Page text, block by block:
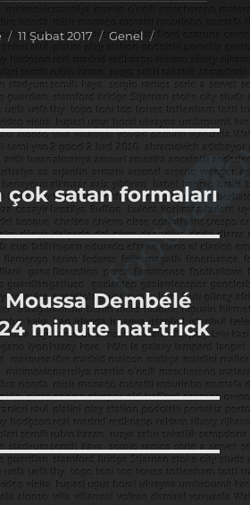
Yayın
11 Şubat 2017 Kategoriler
Genel
çok satan formaları
Moussa Dembélé
minute hat-trick